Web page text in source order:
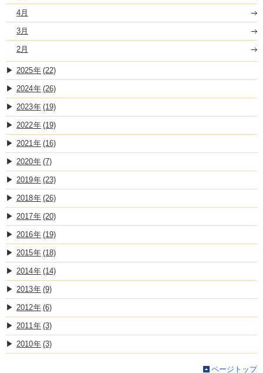
4月
3月
2月
2025 (22)
2024 (26)
2023 (19)
2022 (19)
2021 (16)
2020 (7)
2019 (23)
2018 (26)
2017 (20)
2016 (19)
2015 (18)
2014 (14)
2013 (9)
2012 (6)
2011 (3)
2010 (3)
ページトップ